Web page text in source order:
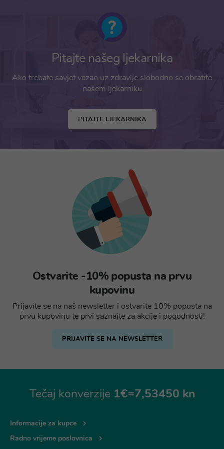
Pitajte našeg ljekarnika
Ako trebate savjet vezan uz zdravlje slobodno se obratite
našem ljekarniku
PITAJTE LJEKARNIKA
Ostvarite -10% popusta na prvu
kupovinu
Prijavite se na naš newsletter i ostvarite 10% popusta na
prvu kupovinu te prvi saznajte za akcije i pogodnosti!
PRIJAVITE SE NA NEWSLETTER
Tečaj konverzije 1€=7,53450 kn
Informacije za kupce
Radno vrijeme poslovnica